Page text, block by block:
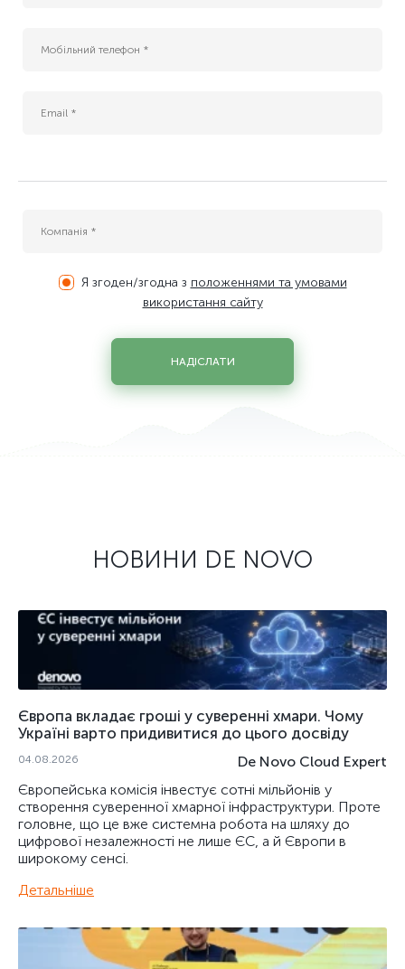
Я згоден/згодна з положеннями та умовами
використання сайту
НАДІСЛАТИ
НОВИНИ DE NOVO
Європа вкладає гроші у суверенні хмари. Чому
Україні варто придивитися до цього досвіду
04.08.2026
De Novo Cloud Expert
Європейська комісія інвестує сотні мільйонів у
створення суверенної хмарної інфраструктури. Проте
головне, що це вже системна робота на шляху до
цифрової незалежності не лише ЄС, а й Європи в
широкому сенсі.
Детальніше